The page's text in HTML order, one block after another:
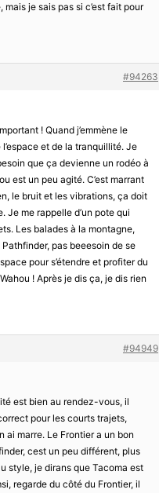
je sais pas si c’est fait pour
#94263
! Quand j’emmène le
et de la tranquillité. Je
que ça devienne un rodéo à
est un peu agité. C’est marrant
le bruit et les vibrations, ça doit
Je me rappelle d’un pote qui
Les balades à la montagne,
pas beeesoin de se
pour s’étendre et profiter du
! Après je dis ça, je dis rien
#94949
est bien au rendez-vous, il
pour les courts trajets,
ai marre. Le Frontier a un bon
cest un peu différent, plus
style, je dirans que Tacoma est
regarde du côté du Frontier, il